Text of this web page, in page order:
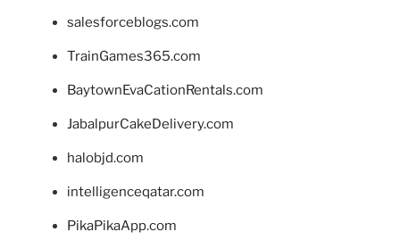
salesforceblogs.com
TrainGames365.com
BaytownEvaCationRentals.com
JabalpurCakeDelivery.com
halobjd.com
intelligenceqatar.com
PikaPikaApp.com